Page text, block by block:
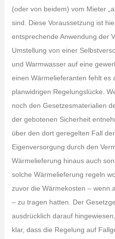
(oder von beidem) vom Mieter
sind. Diese Voraussetzung ist
entsprechende Anwendung der
Umstellung von einer
und Warmwasser auf eine
einen Wärmelieferanten fehlt es
planwidrigen Regelungslücke.
noch den Gesetzesmaterialien
der gebotenen Sicherheit
über den dort geregelten Fall
Eigenversorgung durch den
Wärmelieferung hinaus auch
solche Wärmelieferung regeln
zuvor die Wärmekosten – wenn
– zu tragen hatten. Der
ausdrücklich darauf
klar, dass die Regelung auf